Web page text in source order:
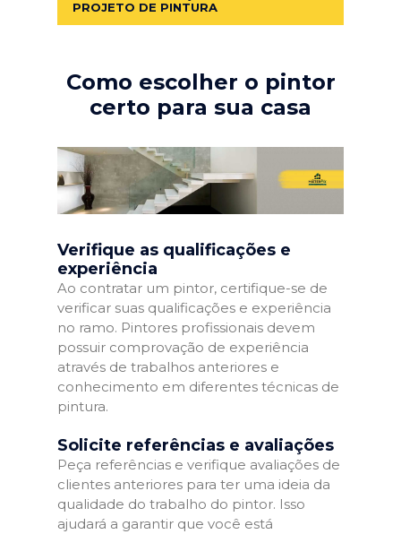
PROJETO DE PINTURA
Como escolher o pintor
certo para sua casa
Verifique as qualificações e
experiência
Ao contratar um pintor, certifique-se de
verificar suas qualificações e experiência
no ramo. Pintores profissionais devem
possuir comprovação de experiência
através de trabalhos anteriores e
conhecimento em diferentes técnicas de
pintura.
Solicite referências e avaliações
Peça referências e verifique avaliações de
clientes anteriores para ter uma ideia da
qualidade do trabalho do pintor. Isso
ajudará a garantir que você está